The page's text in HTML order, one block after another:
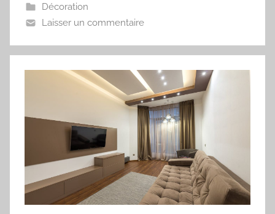
Décoration
Laisser un commentaire